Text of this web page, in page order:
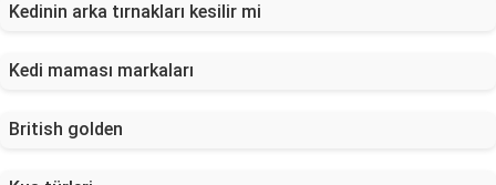
Kedinin arka tırnakları kesilir mi
Kedi maması markaları
British golden